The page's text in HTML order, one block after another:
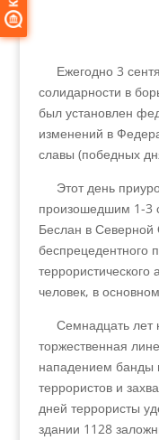
Ежегодно 3
солидарности в
был установлен
изменений в
славы (победных
Этот день
произошедшим 1-3
Беслан в Северной
беспрецедентного
террористического
человек, в
Семнадцать лет
торжественная
нападением банды
террористов и
дней террористы
здании 1128